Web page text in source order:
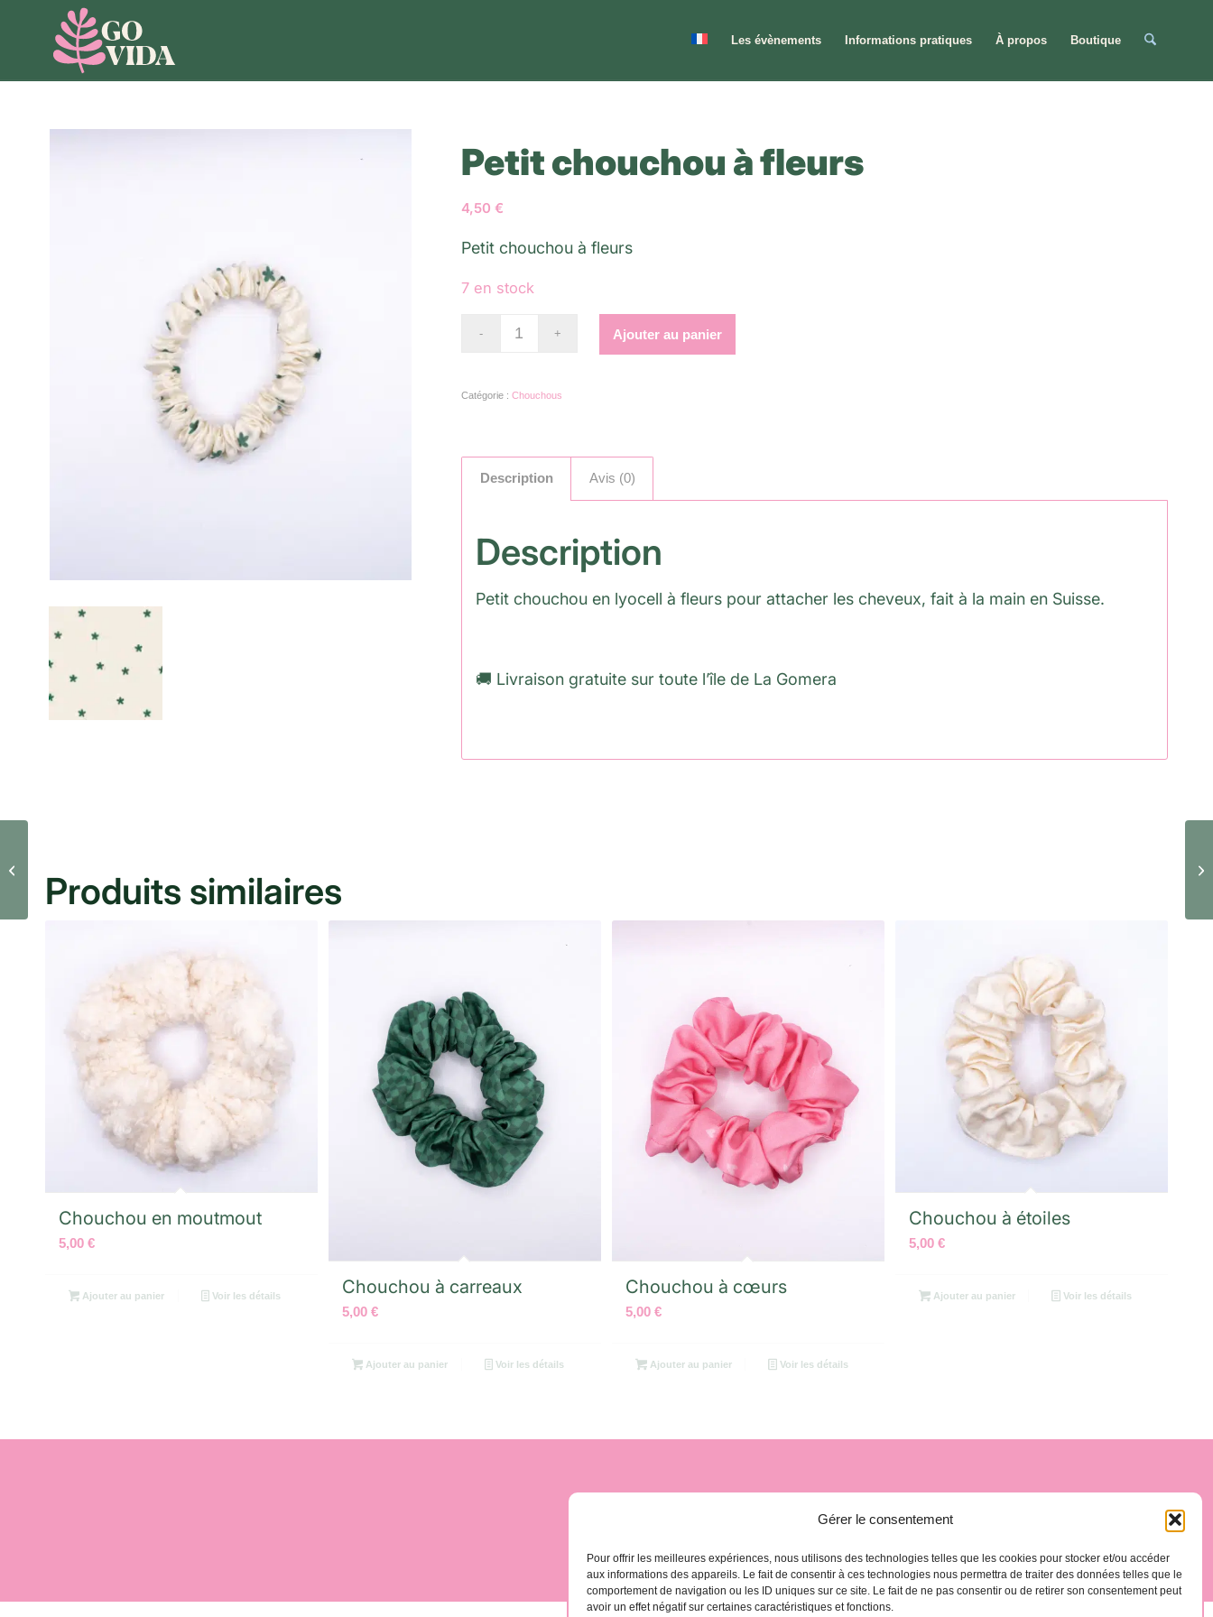
Gérer le consentement
Pour offrir les meilleures expériences, nous utilisons des technologies telles que les cookies pour stocker et/ou accéder
aux informations des appareils. Le fait de consentir à ces technologies nous permettra de traiter des données telles que le
comportement de navigation ou les ID uniques sur ce site. Le fait de ne pas consentir ou de retirer son consentement peut
avoir un effet négatif sur certaines caractéristiques et fonctions.
Les évènements Informations pratiques À propos Boutique
Petit chouchou à fleurs
4,50 €
Petit chouchou à fleurs
7 en stock
Ajouter au panier
Catégorie : Chouchous
Description Avis (0)
Description
Petit chouchou en lyocell à fleurs pour attacher les cheveux, fait à la main en Suisse.
🚚 Livraison gratuite sur toute l’île de La Gomera
Produits similaires
Chouchou en moutmout
5,00 €
Ajouter au panier Voir les détails Chouchou à carreaux
5,00€
Ajouter au panier Voir les détails
Chouchou à cœurs
5,00€
Ajouter au panier Voir les détails
Chouchou à étoiles
5,00€
Ajouter au panier Voir les détails
contact@gomera-vida.es La Gomera, Espagne